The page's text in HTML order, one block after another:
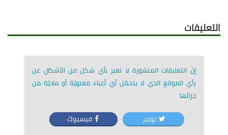
التعليقات
إنّ التعليقات المنشورة لا تعبر بأي شكل من الأشكال عن
رأي الموقع الذي لا يتحمّل أي أعباء معنويّة أو ماديّة من
جرّائها
توتير فيسبوك